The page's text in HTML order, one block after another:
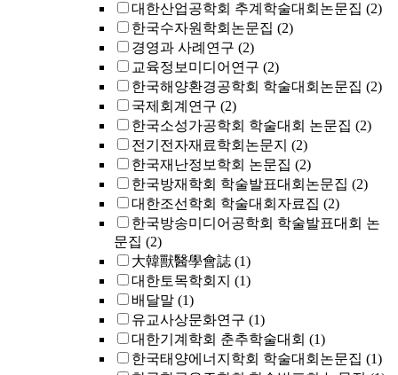
대한산업공학회 추계학술대회논문집 (2)
한국수자원학회논문집 (2)
경영과 사례연구 (2)
교육정보미디어연구 (2)
한국해양환경공학회 학술대회논문집 (2)
국제회계연구 (2)
한국소성가공학회 학술대회 논문집 (2)
전기전자재료학회논문지 (2)
한국재난정보학회 논문집 (2)
한국방재학회 학술발표대회논문집 (2)
대한조선학회 학술대회자료집 (2)
한국방송미디어공학회 학술발표대회 논
문집 (2)
大韓獸醫學會誌 (1)
대한토목학회지 (1)
배달말 (1)
유교사상문화연구 (1)
대한기계학회 춘추학술대회 (1)
한국태양에너지학회 학술대회논문집 (1)